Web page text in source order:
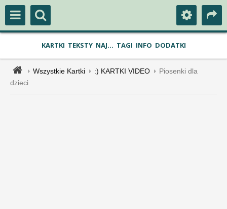
KARTKI TEKSTY NAJ... TAGI INFO DODATKI
Wszystkie Kartki :) KARTKI VIDEO
Piosenki dla
dzieci